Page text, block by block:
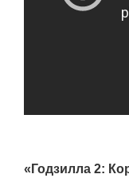
«Годзилла 2: